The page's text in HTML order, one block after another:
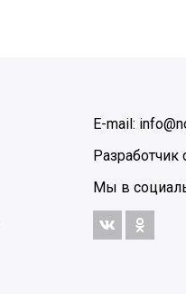
E-mail:
Разработчик
Мы в